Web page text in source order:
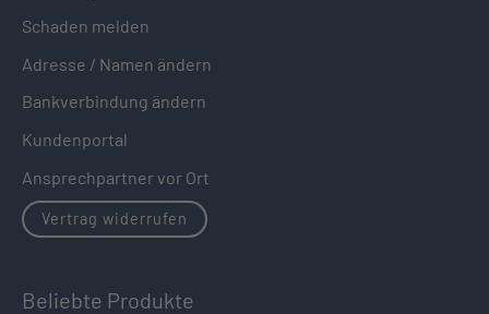
Schaden melden
Adresse / Namen ändern
Bankverbindung ändern
Kundenportal
Ansprechpartner vor Ort
Vertrag widerrufen
Beliebte Produkte